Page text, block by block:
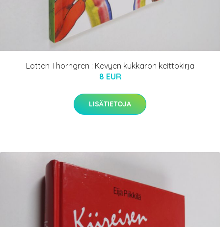
Lotten Thörngren : Kevyen kukkaron keittokirja
8 EUR
LISÄTIETOJA